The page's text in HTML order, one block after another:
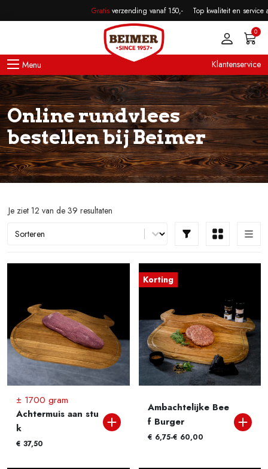
verzending vanaf 150,- Top kwaliteit en service al
0
Klantenservice
Online rundvlees
bestellen bij Beimer
Je ziet 12 van de 39 resultaten
Sorteer
Sort content
± 1700 gram
Achtermuis aan stu
k
€ 37,50
Korting
Ambachtelijke Bee
f Burger
€ 6,75-€ 60,00
Prijsklasse: € 6,75 tot € 60,00